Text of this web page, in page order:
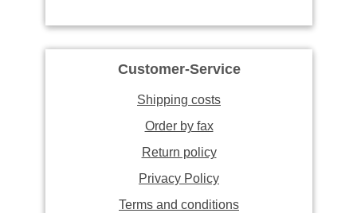
Customer-Service
Shipping costs
Order by fax
Return policy
Privacy Policy
Terms and conditions